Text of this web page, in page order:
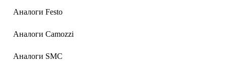
Аналоги Festo
Аналоги Camozzi
Аналоги SMC